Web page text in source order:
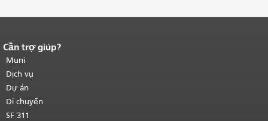
Kết thúc nội dung trang.
của trang này được lặp lại trên mọi
trang.Quay lại đầu trang nội dung
chính.
Cần trợ giúp?
Muni
Dịch vụ
Dự án
Di chuyển
SF 311